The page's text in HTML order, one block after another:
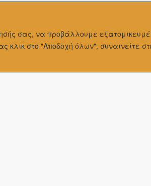
σας, να προβάλλουμε
κλικ στο "Αποδοχή όλων", συναινείτε